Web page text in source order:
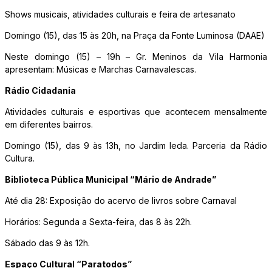
Shows musicais, atividades culturais e feira de artesanato
Domingo (15), das 15 às 20h, na Praça da Fonte Luminosa (DAAE)
Neste domingo (15) – 19h – Gr. Meninos da Vila Harmonia
apresentam: Músicas e Marchas Carnavalescas.
Rádio Cidadania
Atividades culturais e esportivas que acontecem mensalmente
em diferentes bairros.
Domingo (15), das 9 às 13h, no Jardim Ieda. Parceria da Rádio
Cultura.
Biblioteca Pública Municipal “Mário de Andrade”
Até dia 28: Exposição do acervo de livros sobre Carnaval
Horários: Segunda a Sexta-feira, das 8 às 22h.
Sábado das 9 às 12h.
Espaço Cultural “Paratodos”